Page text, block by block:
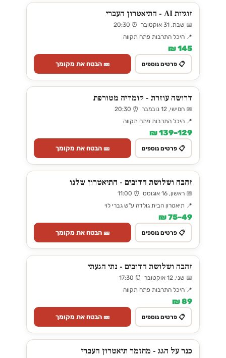
זוגיות AI - התיאטרון העברי
📅 שבת, 31 אוקטובר ⏰ 20:30
📍 היכל התרבות פתח תקווה
145 ₪
📋 פרטים נוספים 🎫 הבטח את מקומך
דרושה עוזרת - קומדיה מטורפת
📅 חמישי, 12 נובמבר ⏰ 20:30
📍 היכל התרבות פתח תקווה
129–139 ₪
📋 פרטים נוספים 🎫 הבטח את מקומך
זהבה ושלושת הדובים - התיאטרון שלנו
📅 ראשון, 16 אוגוסט ⏰ 11:00
📍 תיאטרון הבית גולדה ע"ש גברי לוי
49–75 ₪
📋 פרטים נוספים 🎫 הבטח את מקומך
זהבה ושלושת הדובים - נתי הגעתי
📅 שני, 12 אוקטובר ⏰ 17:30
📍 היכל התרבות פתח תקווה
89 ₪
📋 פרטים נוספים 🎫 הבטח את מקומך
כנר על הגג - מחזמר תיאטרון העברי